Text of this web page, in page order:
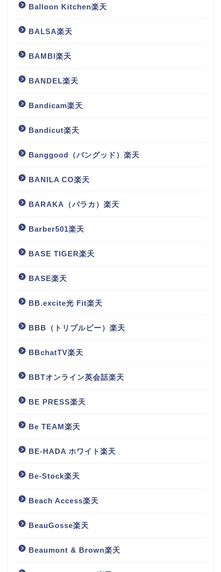
Balloon Kitchen楽天
BALSA楽天
BAMBI楽天
BANDEL楽天
Bandicam楽天
Bandicut楽天
Banggood（バングッド）楽天
BANILA CO楽天
BARAKA（バラカ）楽天
Barber501楽天
BASE TIGER楽天
BASE楽天
BB.excite光 Fit楽天
BBB（トリプルビー）楽天
BBchatTV楽天
BBTオンライン英会話楽天
BE PRESS楽天
Be TEAM楽天
BE-HADA ホワイト楽天
Be-Stock楽天
Beach Access楽天
BeauGosse楽天
Beaumont & Brown楽天